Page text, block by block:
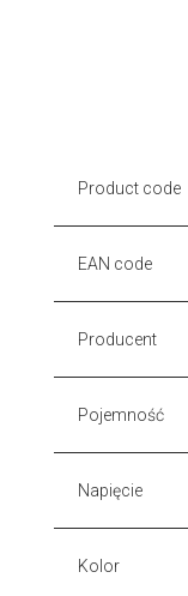
Product code
EAN code
Producent
Pojemność
Napięcie
Kolor